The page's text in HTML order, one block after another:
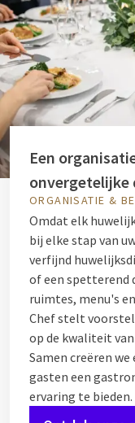
Een
onvergetelijke
ORGANISATIE &
Omdat elk
bij elke stap van
verfijnd
of een spetterend
ruimtes, menu's
Chef stelt
op de kwaliteit
Samen creëren
gasten een
ervaring te bieden.